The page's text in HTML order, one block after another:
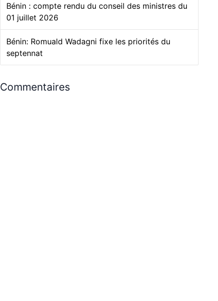
Bénin : compte rendu du conseil des ministres du
01 juillet 2026
Bénin: Romuald Wadagni fixe les priorités du
septennat
Commentaires